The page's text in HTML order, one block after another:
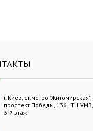
г.Киев, ст.метро "Житомирская",
проспект Победы, 136 , ТЦ VMB,
3-й этаж